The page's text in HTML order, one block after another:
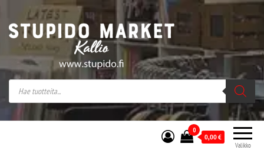
Stupido Market – verkossa ja kivijalassa
Stupido Market on vaihtoehtomusaan
erikoistunut verkko- sekä
kivijalkakauppa Helsingissä Kallion
sydämessä.
Valikko
0
0,00€